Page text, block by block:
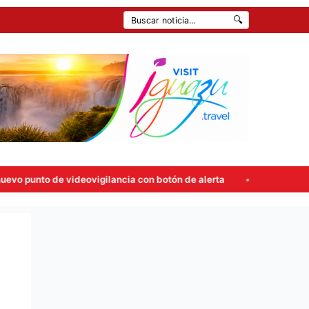
🔍
con botón de alerta Carlos Rovira rompió el